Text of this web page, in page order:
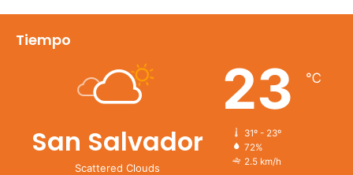
Tiempo
San Salvador
Scattered Clouds
23 ℃
31º - 23º
72%
2.5 km/h